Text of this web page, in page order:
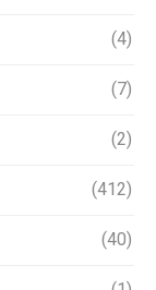
(4)
(7)
(2)
(412)
(40)